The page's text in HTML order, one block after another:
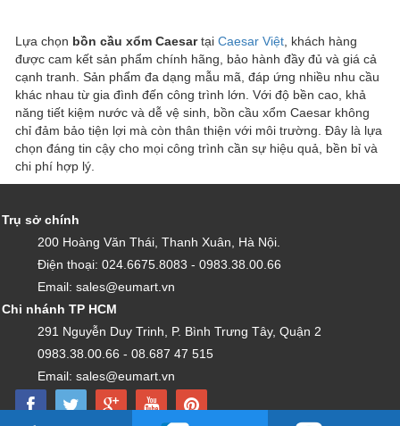
Lựa chọn bồn cầu xổm Caesartại Caesar Việt , khách hàng
được cam kết sản phẩm chính hãng, bảo hành đầy đủ và giá cả
cạnh tranh. Sản phẩm đa dạng mẫu mã, đáp ứng nhiều nhu cầu
khác nhau từ gia đình đến công trình lớn. Với độ bền cao, khả
năng tiết kiệm nước và dễ vệ sinh, bồn cầu xổm Caesar không
chỉ đảm bảo tiện lợi mà còn thân thiện với môi trường. Đây là lựa
chọn đáng tin cậy cho mọi công trình cần sự hiệu quả, bền bỉ và
chi phí hợp lý.
Trụ sở chính
200 Hoàng Văn Thái, Thanh Xuân, Hà Nội.
Điện thoại: 024.6675.8083 - 0983.38.00.66
Email: sales@eumart.vn
Chi nhánh TP HCM
291 Nguyễn Duy Trinh, P. Bình Trưng Tây, Quận 2
0983.38.00.66 - 08.687 47 515
Email: sales@eumart.vn